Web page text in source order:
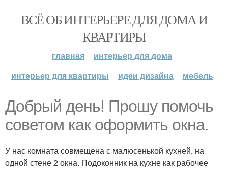
ВСЁ ОБ ИНТЕРЬЕРЕ ДЛЯ ДОМА И
КВАРТИРЫ
главная
интерьер для дома
интерьер для квартиры
идеи дизайна мебель
Добрый день! Прошу помочь
советом как оформить окна.
У нас комната совмещена с малюсенькой кухней, на
одной стене 2 окна. Подоконник на кухне как рабочее